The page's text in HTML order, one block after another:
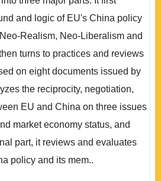
and logic of EU's China policy
Realism, Neo-Liberalism and
turns to practices and reviews
on eight documents issued by
the reciprocity, negotiation,
EU and China on three issues
market economy status, and
part, it reviews and evaluates
policy and its mem..